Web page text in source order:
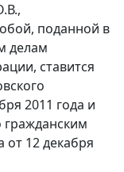
поданной в
делам
ставится
2011 года и
гражданским
от 12 декабря